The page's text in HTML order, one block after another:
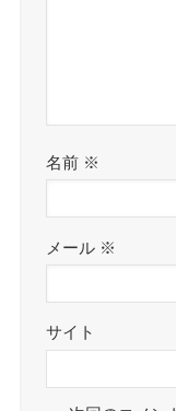
名前 ※
メール ※
サイト